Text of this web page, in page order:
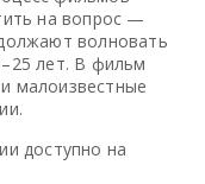
на вопрос —
волновать
лет. В фильм
малоизвестные
доступно на